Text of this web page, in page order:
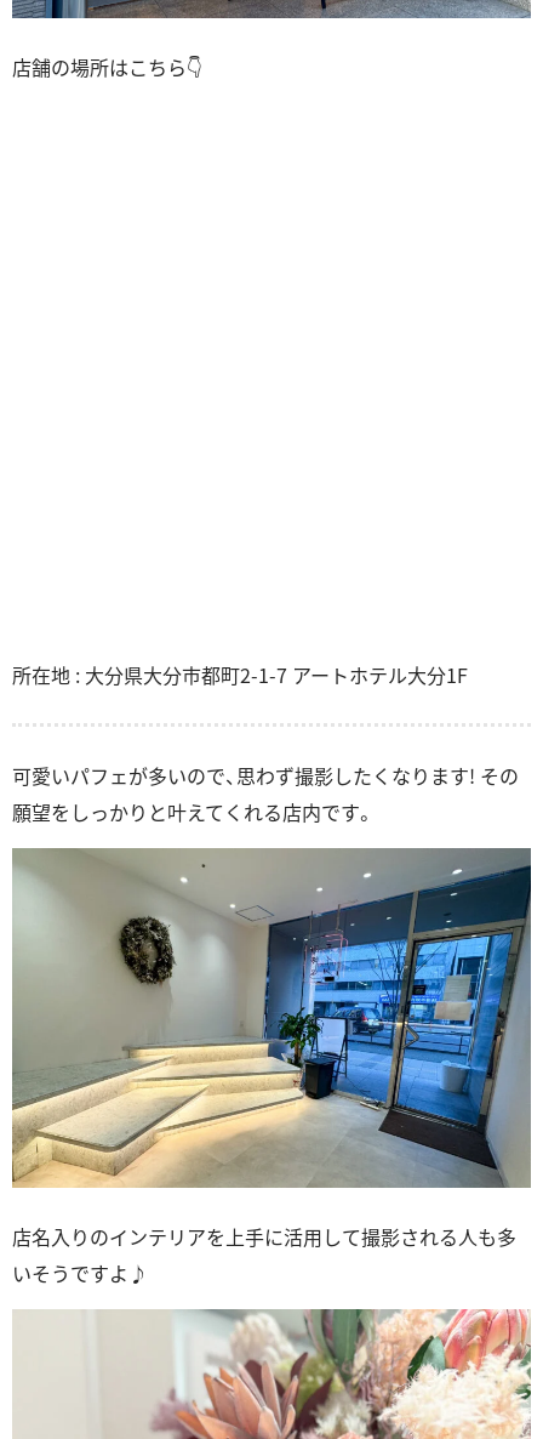
店舗の場所はこちら👇
所在地 : 大分県大分市都町2-1-7 アートホテル大分1F
可愛いパフェが多いので、思わず撮影したくなります! その
願望をしっかりと叶えてくれる店内です。
店名入りのインテリアを上手に活用して撮影される人も多
いそうですよ♪